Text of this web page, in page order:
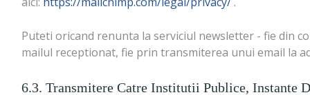
Puteti oricand renunta la serviciul newsletter - fie din
mailul receptionat, fie prin transmiterea unui email la
6.3. Transmitere Catre Institutii Publice, Instante